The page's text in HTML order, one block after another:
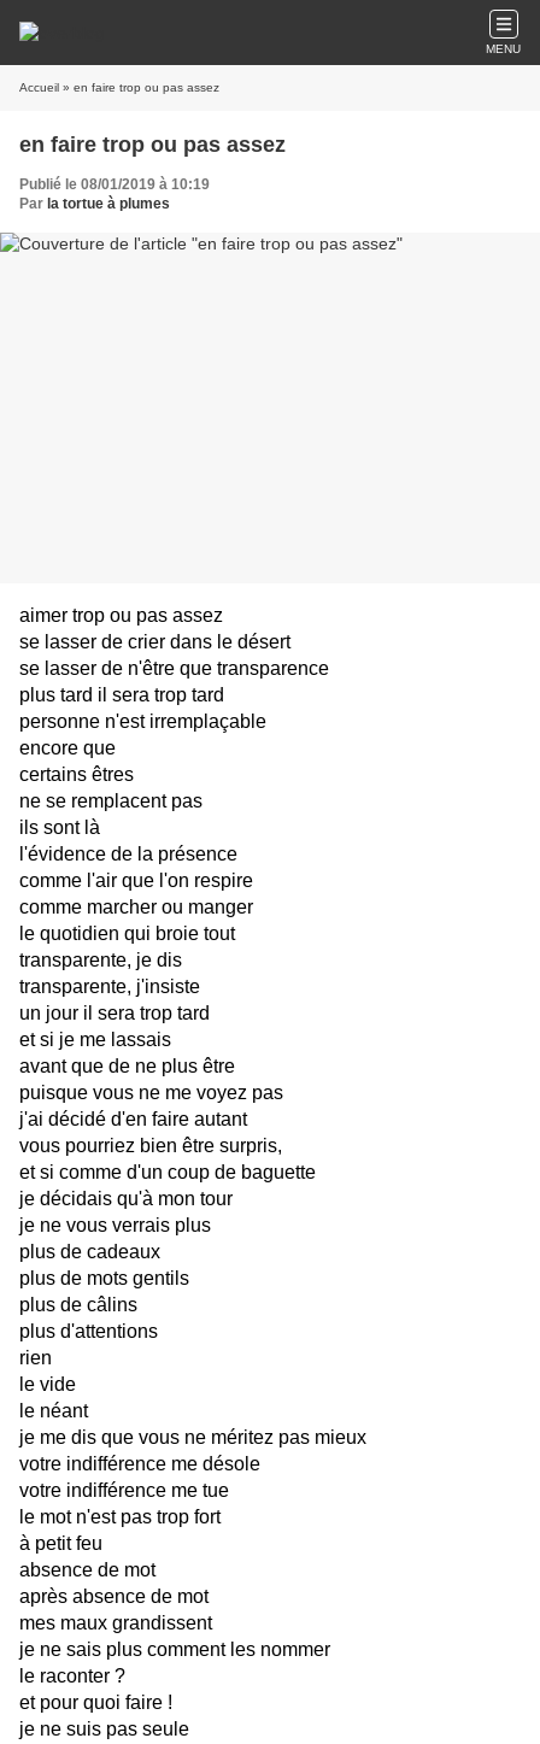
MENU
Accueil » en faire trop ou pas assez
en faire trop ou pas assez
Publié le 08/01/2019 à 10:19
Par la tortue à plumes
aimer trop ou pas assez
se lasser de crier dans le désert
se lasser de n'être que transparence
plus tard il sera trop tard
personne n'est irremplaçable
encore que
certains êtres
ne se remplacent pas
ils sont là
l'évidence de la présence
comme l'air que l'on respire
comme marcher ou manger
le quotidien qui broie tout
transparente, je dis
transparente, j'insiste
un jour il sera trop tard
et si je me lassais
avant que de ne plus être
puisque vous ne me voyez pas
j'ai décidé d'en faire autant
vous pourriez bien être surpris,
et si comme d'un coup de baguette
je décidais qu'à mon tour
je ne vous verrais plus
plus de cadeaux
plus de mots gentils
plus de câlins
plus d'attentions
rien
le vide
le néant
je me dis que vous ne méritez pas mieux
votre indifférence me désole
votre indifférence me tue
le mot n'est pas trop fort
à petit feu
absence de mot
après absence de mot
mes maux grandissent
je ne sais plus comment les nommer
le raconter ?
et pour quoi faire !
je ne suis pas seule